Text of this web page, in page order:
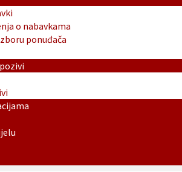
o nabavkama
ponuđača